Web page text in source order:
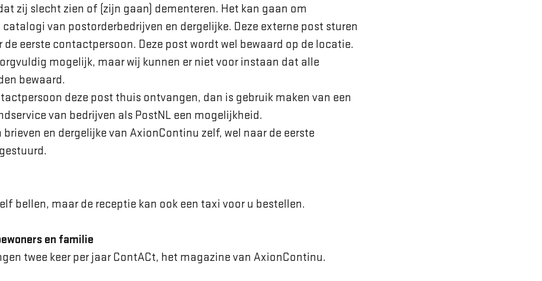
zij slecht zien of (zijn gaan) dementeren. Het kan gaan om
van postorderbedrijven en dergelijke. Deze externe post sturen
eerste contactpersoon. Deze post wordt wel bewaard op de locatie.
mogelijk, maar wij kunnen er niet voor instaan dat alle
bewaard.
deze post thuis ontvangen, dan is gebruik maken van een
van bedrijven als PostNL een mogelijkheid.
brieven en dergelijke van AxionContinu zelf, wel naar de eerste
bellen, maar de receptie kan ook een taxi voor u bestellen.
en familie
twee keer per jaar ContACt, het magazine van AxionContinu.